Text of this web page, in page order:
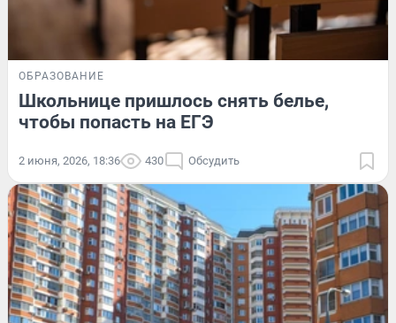
ОБРАЗОВАНИЕ
Школьнице пришлось снять белье,
чтобы попасть на ЕГЭ
2 июня, 2026, 18:36 430 Обсудить